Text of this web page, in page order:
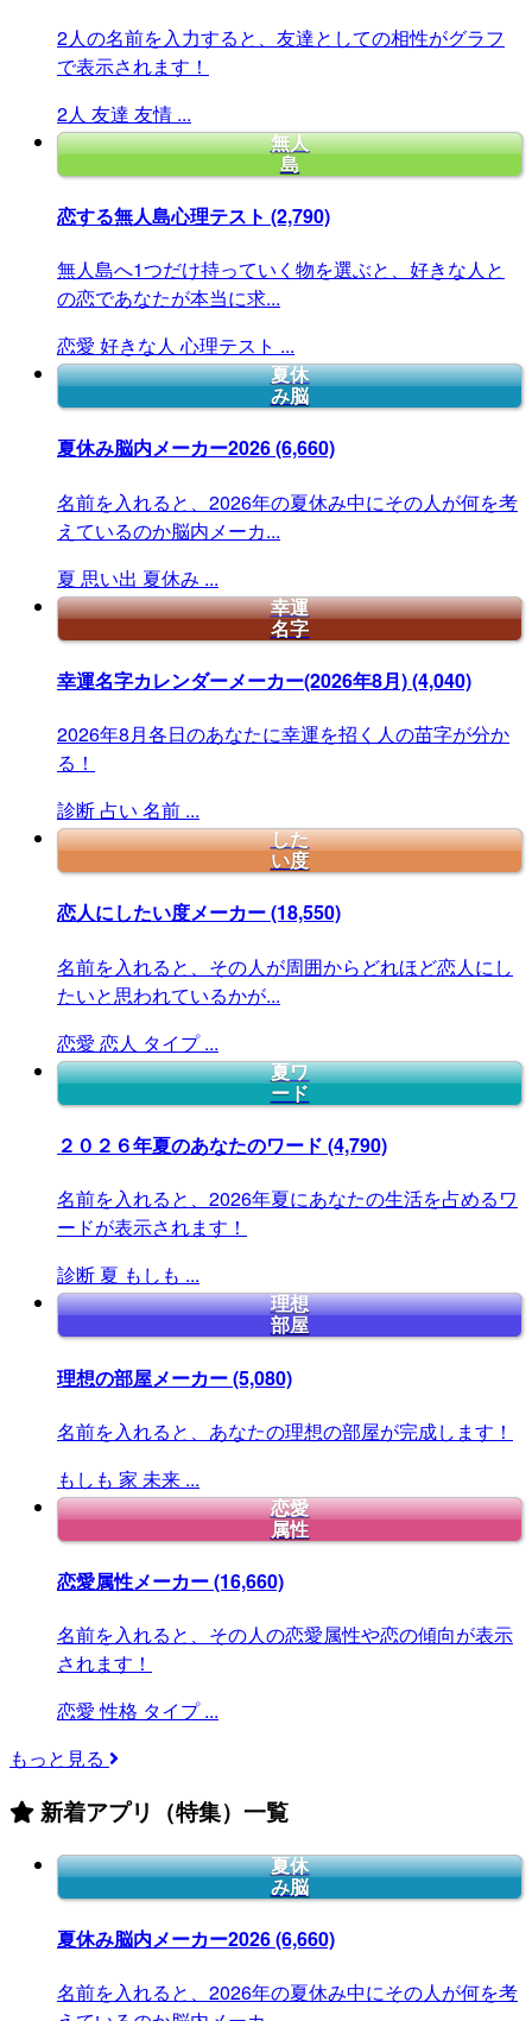
2人の名前を入力すると、友達としての相性がグラフ
で表示されます！
2人 友達 友情 ...
無人
島
恋する無人島心理テスト (2,790)
無人島へ1つだけ持っていく物を選ぶと、好きな人と
の恋であなたが本当に求...
恋愛 好きな人 心理テスト ...
夏休
み脳
夏休み脳内メーカー2026(6,660)
名前を入れると、2026年の夏休み中にその人が何を考
えているのか脳内メーカ...
夏 思い出 夏休み ...
幸運
名字
幸運名字カレンダーメーカー(2026年8月)(4,040)
2026年8月各日のあなたに幸運を招く人の苗字が分か
る！
診断 占い 名前 ...
した
い度
恋人にしたい度メーカー(18,550)
名前を入れると、その人が周囲からどれほど恋人にし
たいと思われているかが...
恋愛 恋人 タイプ ...
夏ワ
ード
２０２６年夏のあなたのワード (4,790)
名前を入れると、2026年夏にあなたの生活を占めるワ
ードが表示されます！
診断 夏 もしも ...
理想
部屋
理想の部屋メーカー(5,080)
名前を入れると、あなたの理想の部屋が完成します！
もしも 家 未来 ...
恋愛
属性
恋愛属性メーカー(16,660)
名前を入れると、その人の恋愛属性や恋の傾向が表示
されます！
恋愛 性格 タイプ ...
もっと見る
新着アプリ（特集）一覧
夏休
み脳
夏休み脳内メーカー2026(6,660)
名前を入れると、2026年の夏休み中にその人が何を考